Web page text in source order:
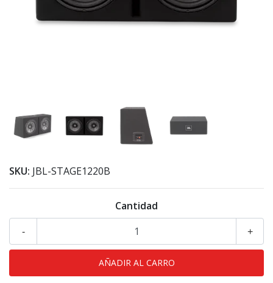
SKU: JBL-STAGE1220B
Cantidad
+
-